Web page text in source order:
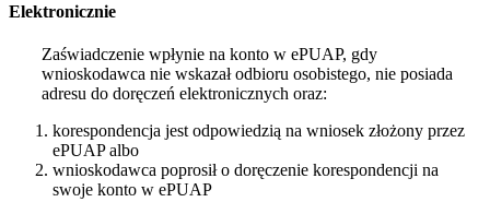
Elektronicznie
Zaświadczenie wpłynie na konto w ePUAP, gdy
wnioskodawca nie wskazał odbioru osobistego, nie posiada
adresu do doręczeń elektronicznych oraz:
korespondencja jest odpowiedzią na wniosek złożony przez
ePUAP albo
wnioskodawca poprosił o doręczenie korespondencji na
swoje konto w ePUAP